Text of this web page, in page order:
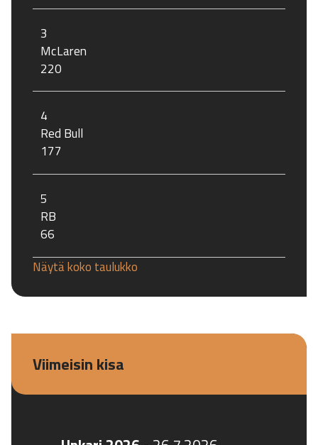
3
McLaren
220
4
Red Bull
177
5
RB
66
Näytä koko taulukko
Viimeisin kisa